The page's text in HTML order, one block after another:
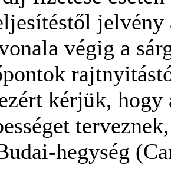
jelvény
végig a
kérjük, hogy
hegység